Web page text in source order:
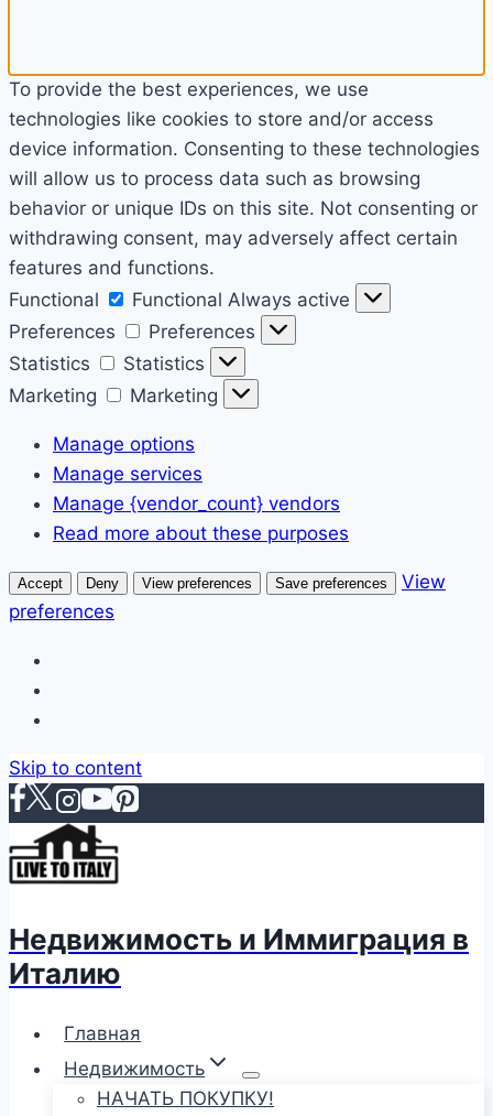
To provide the best experiences, we use
technologies like cookies to store and/or access
device information. Consenting to these technologies
will allow us to process data such as browsing
behavior or unique IDs on this site. Not consenting or
withdrawing consent, may adversely affect certain
features and functions.
Functional
Functional Always active
Preferences
Preferences
Statistics
Statistics
Marketing
Marketing
Manage options
Manage services
Manage {vendor_count} vendors
Read more about these purposes
Accept Deny View preferences Save preferences
View
preferences
Skip to content
Недвижимость и Иммиграция в
Италию
Главная
Недвижимость
НАЧАТЬ ПОКУПКУ!